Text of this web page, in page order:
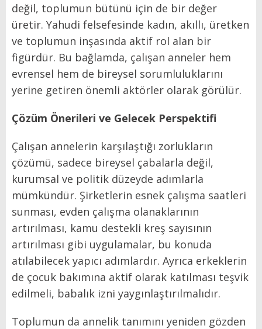
değil, toplumun bütünü için de bir değer
üretir. Yahudi felsefesinde kadın, akıllı, üretken
ve toplumun inşasında aktif rol alan bir
figürdür. Bu bağlamda, çalışan anneler hem
evrensel hem de bireysel sorumluluklarını
yerine getiren önemli aktörler olarak görülür.
Çözüm Önerileri ve Gelecek Perspektifi
Çalışan annelerin karşılaştığı zorlukların
çözümü, sadece bireysel çabalarla değil,
kurumsal ve politik düzeyde adımlarla
mümkündür. Şirketlerin esnek çalışma saatleri
sunması, evden çalışma olanaklarının
artırılması, kamu destekli kreş sayısının
artırılması gibi uygulamalar, bu konuda
atılabilecek yapıcı adımlardır. Ayrıca erkeklerin
de çocuk bakımına aktif olarak katılması teşvik
edilmeli, babalık izni yaygınlaştırılmalıdır.
Toplumun da annelik tanımını yeniden gözden